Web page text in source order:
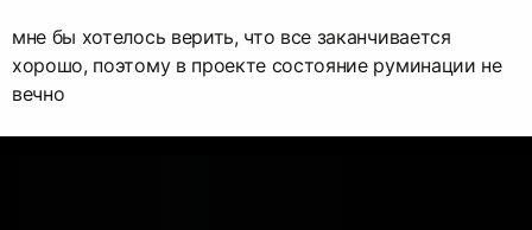
мне бы хотелось верить, что все заканчивается
хорошо, поэтому в проекте состояние руминации не
вечно